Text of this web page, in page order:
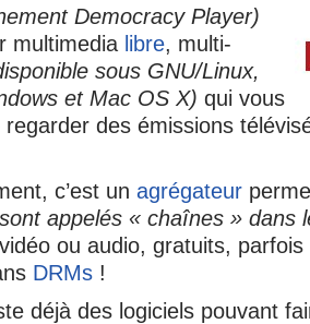
Democracy Player)
multimedia libre, multi-
sous GNU/Linux,
et Mac OS X) qui vous
des émissions
c’est un agrégateur
appelés « chaînes » dans
vidéo ou audio, gratuits,
DRMs !
déjà des logiciels pouvant